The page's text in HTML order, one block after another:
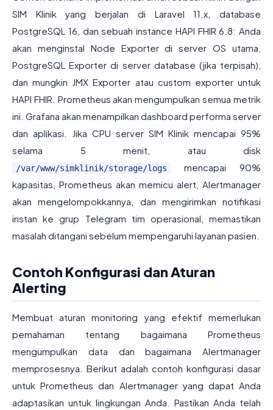
SIM Klinik yang berjalan di Laravel 11.x, database
PostgreSQL 16, dan sebuah instance HAPI FHIR 6.8: Anda
akan menginstal Node Exporter di server OS utama,
PostgreSQL Exporter di server database (jika terpisah),
dan mungkin JMX Exporter atau custom exporter untuk
HAPI FHIR. Prometheus akan mengumpulkan semua metrik
ini. Grafana akan menampilkan dashboard performa server
dan aplikasi. Jika CPU server SIM Klinik mencapai 95%
selama 5 menit, atau disk
/var/www/simklinik/storage/logs
mencapai 90%
kapasitas, Prometheus akan memicu alert, Alertmanager
akan mengelompokkannya, dan mengirimkan notifikasi
instan ke grup Telegram tim operasional, memastikan
masalah ditangani sebelum mempengaruhi layanan pasien.
Contoh Konfigurasi dan Aturan
Alerting
Membuat aturan monitoring yang efektif memerlukan
pemahaman tentang bagaimana Prometheus
mengumpulkan data dan bagaimana Alertmanager
memprosesnya. Berikut adalah contoh konfigurasi dasar
untuk Prometheus dan Alertmanager yang dapat Anda
adaptasikan untuk lingkungan Anda. Pastikan Anda telah